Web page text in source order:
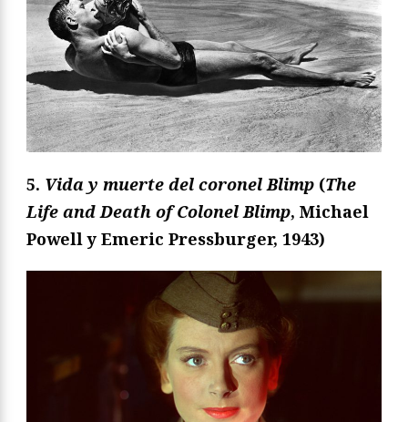
5. Vida y muerte del coronel Blimp (The
Life and Death of Colonel Blimp, Michael
Powell y Emeric Pressburger, 1943)